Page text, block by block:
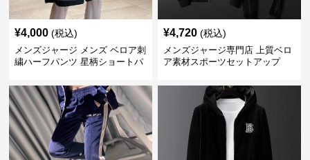
¥4,000 (税込)
メンズジャージ メンズ ベロア刺
繍ハーフパンツ 星柄ショートパ
¥4,720 (税込)
メンズジャージ専門店 上質ベロ
ア素材スポーツセットアップ